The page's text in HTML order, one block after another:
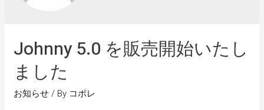
Johnny 5.0 を販売開始いたし
ました
お知らせ / By コポレ